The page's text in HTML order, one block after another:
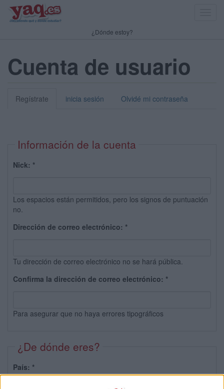
¿Dónde estoy?
Cuenta de usuario
Regístrate inicia sesión Olvidé mi contraseña
Información de la cuenta
Nick: *
Los espacios están permitidos, pero los signos de puntuación
no.
Dirección de correo electrónico: *
Tu dirección de correo electrónico no se hará pública.
Confirma la dirección de correo electrónico: *
Para asegurar que no haya errores tipográficos
¿De dónde eres?
País: *